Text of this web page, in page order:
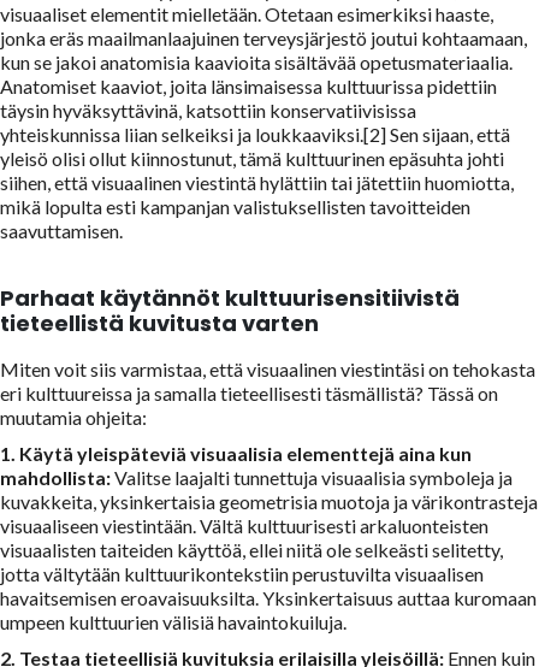
visuaaliset elementit mielletään. Otetaan esimerkiksi haaste,
jonka eräs maailmanlaajuinen terveysjärjestö joutui kohtaamaan,
kun se jakoi anatomisia kaavioita sisältävää opetusmateriaalia.
Anatomiset kaaviot, joita länsimaisessa kulttuurissa pidettiin
täysin hyväksyttävinä, katsottiin konservatiivisissa
yhteiskunnissa liian selkeiksi ja loukkaaviksi.[2] Sen sijaan, että
yleisö olisi ollut kiinnostunut, tämä kulttuurinen epäsuhta johti
siihen, että visuaalinen viestintä hylättiin tai jätettiin huomiotta,
mikä lopulta esti kampanjan valistuksellisten tavoitteiden
saavuttamisen.
Parhaat käytännöt kulttuurisensitiivistä
tieteellistä kuvitusta varten
Miten voit siis varmistaa, että visuaalinen viestintäsi on tehokasta
eri kulttuureissa ja samalla tieteellisesti täsmällistä? Tässä on
muutamia ohjeita:
1. Käytä yleispäteviä visuaalisia elementtejä aina kun
mahdollista:Valitse laajalti tunnettuja visuaalisia symboleja ja
kuvakkeita, yksinkertaisia geometrisia muotoja ja värikontrasteja
visuaaliseen viestintään. Vältä kulttuurisesti arkaluonteisten
visuaalisten taiteiden käyttöä, ellei niitä ole selkeästi selitetty,
jotta vältytään kulttuurikontekstiin perustuvilta visuaalisen
havaitsemisen eroavaisuuksilta. Yksinkertaisuus auttaa kuromaan
umpeen kulttuurien välisiä havaintokuiluja.
2. Testaa tieteellisiä kuvituksia erilaisilla yleisöillä: Ennen kuin